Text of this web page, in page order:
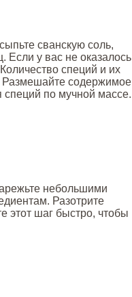
сванскую соль,
Если у вас не оказалось
специй и их
Размешайте содержимое
специй по мучной массе.
небольшими
Разотрите
этот шаг быстро, чтобы